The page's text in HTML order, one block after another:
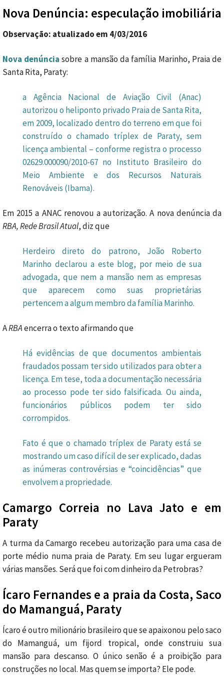
Nova Denúncia: especulação imobiliária
Observação: atualizado em 4/03/2016
Nova denúncia sobre a mansão da família Marinho, Praia de
Santa Rita, Paraty:
a Agência Nacional de Aviação Civil (Anac)
autorizou o heliponto privado Praia de Santa Rita,
em 2009, localizado dentro do terreno em que foi
construído o chamado tríplex de Paraty, sem
licença ambiental – conforme registra o processo
02629.000090/2010-67 no Instituto Brasileiro do
Meio Ambiente e dos Recursos Naturais
Renováveis (Ibama).
Em 2015 a ANAC renovou a autorização. A nova denúncia da
RBA, Rede Brasil Atual, diz que
Herdeiro direto do patrono, João Roberto
Marinho declarou a este blog, por meio de sua
advogada, que nem a mansão nem as empresas
que aparecem como suas proprietárias
pertencem a algum membro da família Marinho.
ARBAencerra o texto afirmando que
Há evidências de que documentos ambientais
fraudados possam ter sido utilizados para obter a
licença. Em tese, toda a documentação necessária
ao processo pode ter sido falsificada. Ou ainda,
funcionários públicos podem ter sido
corrompidos.
Fato é que o chamado tríplex de Paraty está se
mostrando um caso difícil de ser explicado, dadas
as inúmeras controvérsias e “coincidências” que
envolvem a propriedade.
Camargo Correia no Lava Jato e em
Paraty
A turma da Camargo recebeu autorização para uma casa de
porte médio numa praia de Paraty. Em seu lugar ergueram
várias mansões. Será que foi com dinheiro da Petrobras?
Ícaro Fernandes e a praia da Costa, Saco
do Mamanguá, Paraty
Ícaro é outro milionário brasileiro que se apaixonou pelo saco
do Mamanguá, um fijord tropical, onde construiu sua
mansão para descanso. O único senão é a proibição para
construções no local. Mas quem se importa? Ele pode.